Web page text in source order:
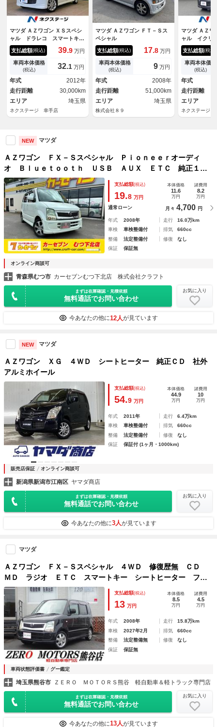
マツダ ＡＺワゴン ＸＳスペシ
ャル ドラレコ スマートキ
ー 純正１４インチアルミ オ
ートエアコン ＣＤ ドアバイ
ザー プライバシーガラス 電
動格納ミラー
支払総額(税込) 39.9 万円
車両本体価格
(税込) 32.1 万円
年式
2012年
走行距離
30,000km
エリア
埼玉県
ネクステージ 幸手店
マツダ ＡＺワゴン ＦＴ－Ｓス
ペシャル
支払総額(税込) 17.8 万円
車両本体価格
(税込) 9 万円
年式
2008年
走行距離
51,000km
エリア
埼玉県
株式会社８９
マツダ ＡＺワ
ャル イクリ
Ｃ 純正１４
ール アドバ
シュボタン
革巻きステ
アコン バニ
ドライトレベ
支払総額(税込)
車両本体価格
(税込)
年式
走行距離
エリア
ネクステージ
NEW マツダ
ＡＺワゴン ＦＸ－Ｓスペシャル Ｐｉｏｎｅｅｒオーディ
オ Ｂｌｕｅｔｏｏｔｈ ＵＳＢ ＡＵＸ ＥＴＣ 純正１４
インチアルミホイール 電動格納ミラー ベンチシート フル
フラットシート プライバシーガラス
支払総額(税込)
19.8 万円
本体価格
11.6
万円
諸費用
8.2
万円
通常ローン 月々 4,700 円
年式 2008年 走行
16.0万km
車検
車検整備付 排気
660cc
整備
法定整備付 修復
なし
保証
保証無
オンライン商談可
青森県むつ市 カーセブンむつ下北店 株式会社クラフト
まずは在庫確認・見積依頼
無料通話でお問い合わせ
お気に入り
今あなたの他に12人が見ています
NEW マツダ
ＡＺワゴン ＸＧ ４ＷＤ シートヒーター 純正ＣＤ 社外
アルミホイール
支払総額(税込)
54.9 万円
本体価格
44.9
万円
諸費用
10
万円
年式 2011年 走行
6.4万km
車検
車検整備付 排気
660cc
整備
法定整備付 修復
なし
保証
保証付 (1ヶ月・1000km)
販売店保証 オンライン商談可
新潟県新潟市江南区 ヤマダ商店
まずは在庫確認・見積依頼
無料通話でお問い合わせ
お気に入り
今あなたの他に3人が見ています
マツダ
ＡＺワゴン ＦＸ－Ｓスペシャル ４ＷＤ 修復歴無 ＣＤ
ＭＤ ラジオ ＥＴＣ スマートキー シートヒーター フル
フラット ドアバイザー アルミホイール ベンチシート ラ
イトレベライザー
支払総額(税込)
13 万円
本体価格
8.5
万円
諸費用
4.5
万円
年式 2008年 走行
15.8万km
車検
2027年2月 排気
660cc
整備
法定整備無 修復
なし
保証
保証無
車両状態評価書 グー鑑定
埼玉県熊谷市 ＺＥＲＯ ＭＯＴＯＲＳ熊谷 軽自動車＆軽トラック専門店
まずは在庫確認・見積依頼
無料通話でお問い合わせ
お気に入り
今あなたの他に13人が見ています